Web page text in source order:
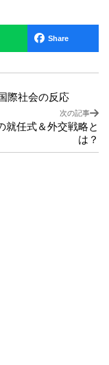
Share
際社会の反応
次の記事
就任式＆外交戦略と
は？